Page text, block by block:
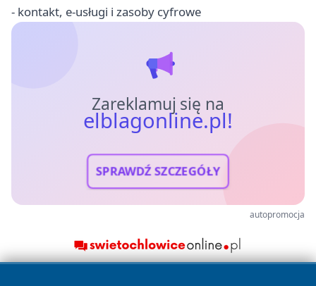
- kontakt, e-usługi i zasoby cyfrowe
Zareklamuj się na
elblagonline.pl!
SPRAWDŹ SZCZEGÓŁY
autopromocja